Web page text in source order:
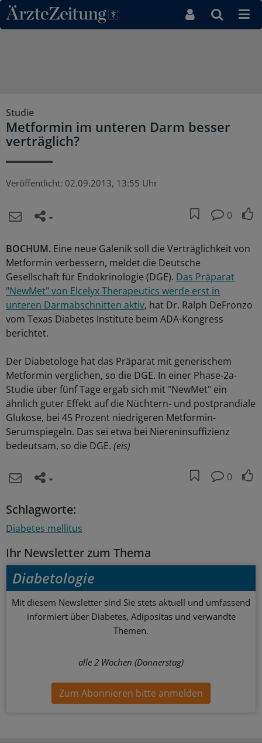
Direkt zum Inhaltsbereich
Studie
Metformin im unteren Darm besser
verträglich?
Veröffentlicht: 02.09.2013, 13:55 Uhr
0
BOCHUM. Eine neue Galenik soll die Verträglichkeit von
Metformin verbessern, meldet die Deutsche
Gesellschaft für Endokrinologie (DGE). Das Präparat
"NewMet" von Elcelyx Therapeutics werde erst in
unteren Darmabschnitten aktiv, hat Dr. Ralph DeFronzo
vom Texas Diabetes Institute beim ADA-Kongress
berichtet.
Der Diabetologe hat das Präparat mit generischem
Metformin verglichen, so die DGE. In einer Phase-2a-
Studie über fünf Tage ergab sich mit "NewMet" ein
ähnlich guter Effekt auf die Nüchtern- und postprandiale
Glukose, bei 45 Prozent niedrigeren Metformin-
Serumspiegeln. Das sei etwa bei Niereninsuffizienz
bedeutsam, so die DGE. (eis)
0
Schlagworte:
Diabetes mellitus
Ihr Newsletter zum Thema
Diabetologie
Mit diesem Newsletter sind Sie stets aktuell und umfassend
informiert über Diabetes, Adipositas und verwandte
Themen.
alle 2 Wochen (Donnerstag)
Zum Abonnieren bitte anmelden